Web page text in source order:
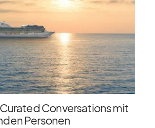
Conversations mit
Personen